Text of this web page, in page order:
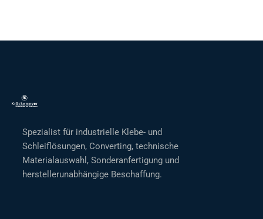
Spezialist für industrielle Klebe- und
Schleiflösungen, Converting, technische
Materialauswahl, Sonderanfertigung und
herstellerunabhängige Beschaffung.